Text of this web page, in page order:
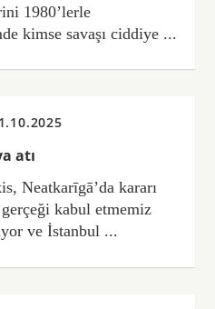
1980’lerle
kimse savaşı ciddiye ...
atı
Neatkarīgā’da kararı
kabul etmemiz
ve İstanbul ...